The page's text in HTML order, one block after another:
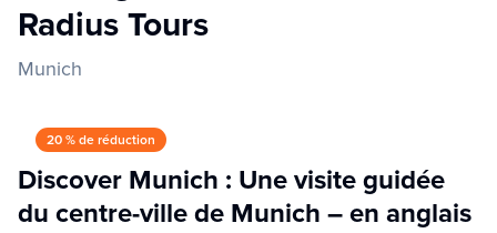
Radius Tours
Munich
20 % de réduction
Discover Munich : Une visite guidée
du centre-ville de Munich – en anglais